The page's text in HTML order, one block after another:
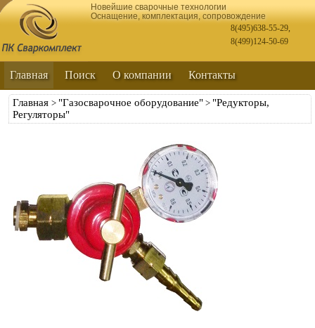
Новейшие сварочные технологии
Оснащение, комплектация, сопровождение
8(495)638-55-29,
8(499)124-50-69
Главная Поиск О компании Контакты
Главная > "Газосварочное оборудование" > "Редукторы,
Регуляторы"